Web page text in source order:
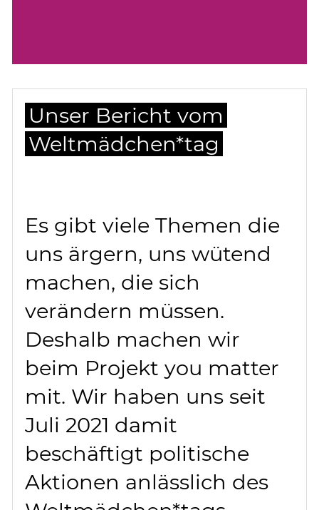
Unser Bericht vom
Weltmädchen*tag
Es gibt viele Themen die
uns ärgern, uns wütend
machen, die sich
verändern müssen.
Deshalb machen wir
beim Projekt you matter
mit. Wir haben uns seit
Juli 2021 damit
beschäftigt politische
Aktionen anlässlich des